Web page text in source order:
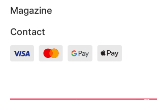
Magazine
Contact